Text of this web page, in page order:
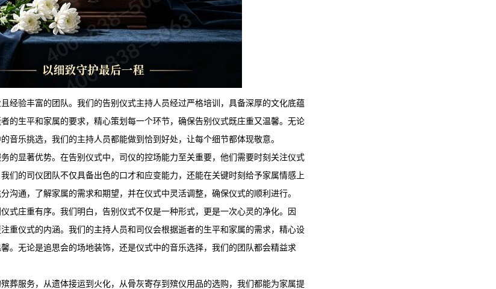
经验丰富的团队。我们的告别仪式主持人员经过严格培训，具备深厚的文化底蕴
的生平和家属的要求，精心策划每一个环节，确保告别仪式既庄重又温馨。无论
音乐挑选，我们的主持人员都能做到恰到好处，让每个细节都体现敬意。
的显著优势。在告别仪式中，司仪的控场能力至关重要，他们需要时刻关注仪式
们的司仪团队不仅具备出色的口才和应变能力，还能在关键时刻给予家属情感上
沟通，了解家属的需求和期望，并在仪式中灵活调整，确保仪式的顺利进行。
式庄重有序。我们明白，告别仪式不仅是一种形式，更是一次心灵的净化。因
重仪式的内涵。我们的主持人员和司仪会根据逝者的生平和家属的需求，精心设
。无论是追思会的场地装饰，还是仪式中的音乐选择，我们的团队都会精益求
葬服务，从遗体接运到火化，从骨灰寄存到殡仪用品的选购，我们都能为家属提